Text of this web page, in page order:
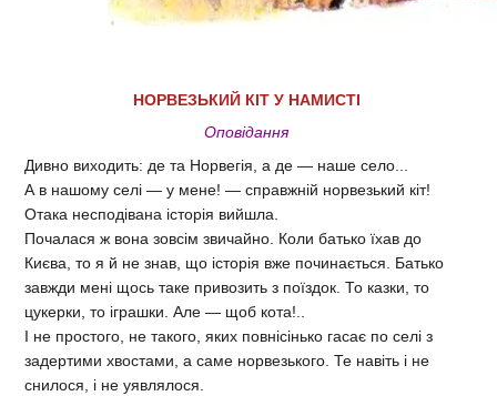
НОРВЕЗЬКИЙ КІТ У НАМИСТІ
Оповідання
Дивно виходить: де та Норвегія, а де — наше село...
А в нашому селі — у мене! — справжній норвезький кіт!
Отака несподівана історія вийшла.
Почалася ж вона зовсім звичайно. Коли батько їхав до
Києва, то я й не знав, що історія вже починається. Батько
завжди мені щось таке привозить з поїздок. То казки, то
цукерки, то іграшки. Але — щоб кота!..
І не простого, не такого, яких повнісінько гасає по селі з
задертими хвостами, а саме норвезького. Те навіть і не
снилося, і не уявлялося.